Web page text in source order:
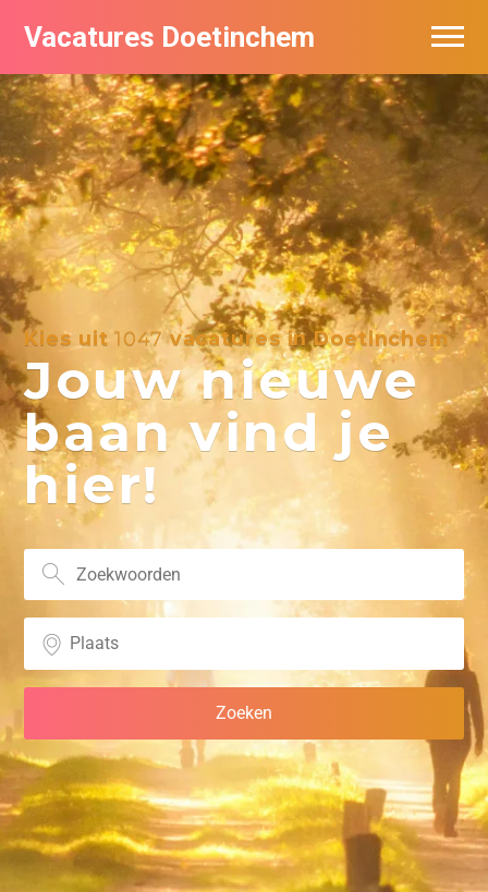
Vacatures Doetinchem
Kies uit1047vacatures in Doetinchem
Jouw nieuwe
baan vind je
hier!
Vacatures per bedrijf
De populairste vacatures in Doetinchem
Nieuwsbrief feed